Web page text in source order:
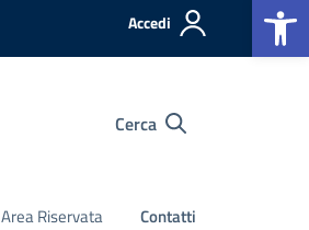
Accedi
Cerca
Area Riservata Contatti